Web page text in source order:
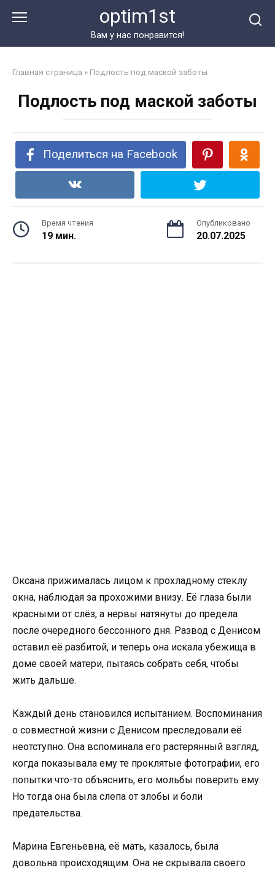
optim1st
Вам у нас понравится!
Главная страница » Подлость под маской заботы
Подлость под маской заботы
Поделиться на Facebook
Время чтения
19 мин.
Опубликовано
20.07.2025
Оксана прижималась лицом к прохладному стеклу
окна, наблюдая за прохожими внизу. Её глаза были
красными от слёз, а нервы натянуты до предела
после очередного бессонного дня. Развод с Денисом
оставил её разбитой, и теперь она искала убежища в
доме своей матери, пытаясь собрать себя, чтобы
жить дальше.
Каждый день становился испытанием. Воспоминания
о совместной жизни с Денисом преследовали её
неотступно. Она вспоминала его растерянный взгляд,
когда показывала ему те проклятые фотографии, его
попытки что-то объяснить, его мольбы поверить ему.
Но тогда она была слепа от злобы и боли
предательства.
Марина Евгеньевна, её мать, казалось, была
довольна происходящим. Она не скрывала своего